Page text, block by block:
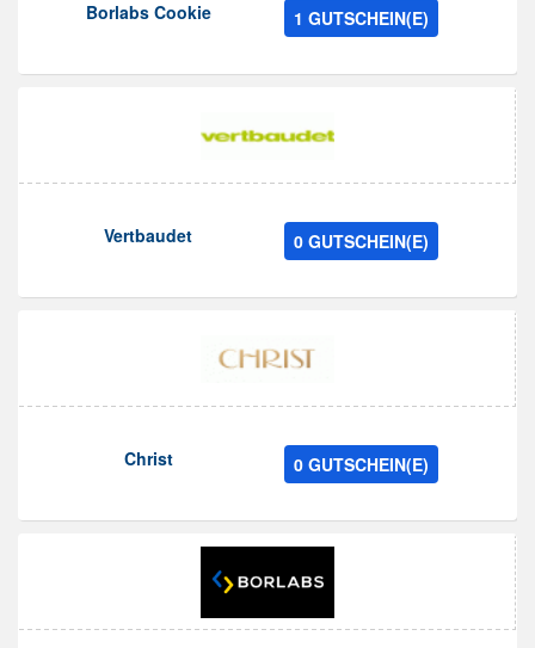
Borlabs Cookie 1 GUTSCHEIN(E)
Vertbaudet 0 GUTSCHEIN(E)
Christ 0 GUTSCHEIN(E)